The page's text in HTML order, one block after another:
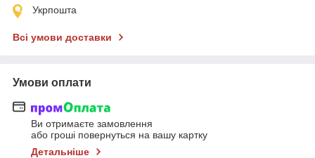
Укрпошта
Всі умови доставки
Умови оплати
Ви отримаєте замовлення
або гроші повернуться на вашу картку
Детальніше